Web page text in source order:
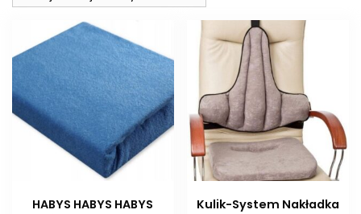
HABYS HABYS HABYS
Kulik-System Nakładka